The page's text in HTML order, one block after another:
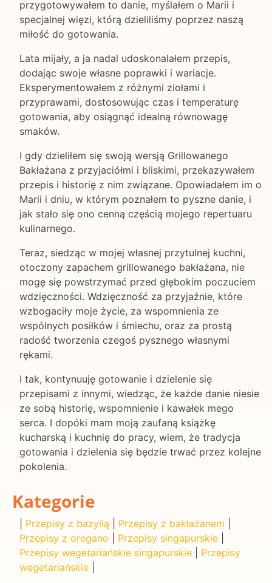
przygotowywałem to danie, myślałem o Marii i
specjalnej więzi, którą dzieliliśmy poprzez naszą
miłość do gotowania.
Lata mijały, a ja nadal udoskonalałem przepis,
dodając swoje własne poprawki i wariacje.
Eksperymentowałem z różnymi ziołami i
przyprawami, dostosowując czas i temperaturę
gotowania, aby osiągnąć idealną równowagę
smaków.
I gdy dzieliłem się swoją wersją Grillowanego
Bakłażana z przyjaciółmi i bliskimi, przekazywałem
przepis i historię z nim związane. Opowiadałem im o
Marii i dniu, w którym poznałem to pyszne danie, i
jak stało się ono cenną częścią mojego repertuaru
kulinarnego.
Teraz, siedząc w mojej własnej przytulnej kuchni,
otoczony zapachem grillowanego bakłażana, nie
mogę się powstrzymać przed głębokim poczuciem
wdzięczności. Wdzięczność za przyjaźnie, które
wzbogaciły moje życie, za wspomnienia ze
wspólnych posiłków i śmiechu, oraz za prostą
radość tworzenia czegoś pysznego własnymi
rękami.
I tak, kontynuuję gotowanie i dzielenie się
przepisami z innymi, wiedząc, że każde danie niesie
ze sobą historię, wspomnienie i kawałek mego
serca. I dopóki mam moją zaufaną książkę
kucharską i kuchnię do pracy, wiem, że tradycja
gotowania i dzielenia się będzie trwać przez kolejne
pokolenia.
Kategorie
Przepisy z bazylią Przepisy z bakłażanem
Przepisy z oregano
Przepisy singapurskie
Przepisy wegetariańskie singapurskie
Przepisy
wegetariańskie